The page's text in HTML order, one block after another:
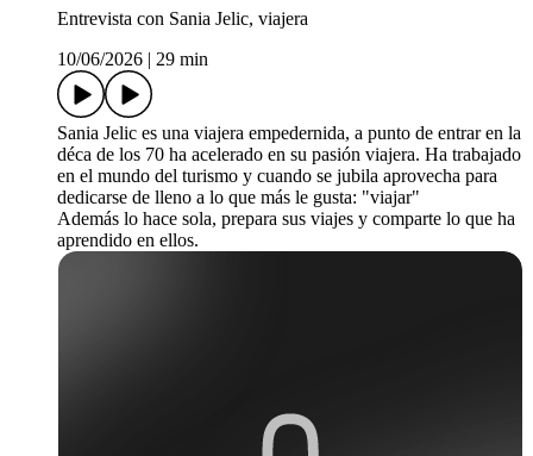
Entrevista con Sania Jelic, viajera
10/06/2026 | 29 min
Sania Jelic es una viajera empedernida, a punto de entrar en la
déca de los 70 ha acelerado en su pasión viajera. Ha trabajado
en el mundo del turismo y cuando se jubila aprovecha para
dedicarse de lleno a lo que más le gusta: "viajar"
Además lo hace sola, prepara sus viajes y comparte lo que ha
aprendido en ellos.